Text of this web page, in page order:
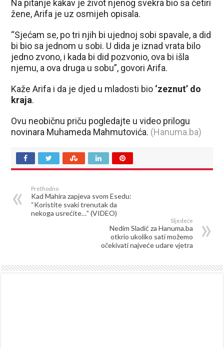
Na pitanje kakav je život njenog svekra bio sa četiri
žene, Arifa je uz osmijeh opisala.
“Sjećam se, po tri njih bi ujednoj sobi spavale, a did
bi bio sa jednom u sobi. U dida je iznad vrata bilo
jedno zvono, i kada bi did pozvonio, ova bi išla
njemu, a ova druga u sobu”, govori Arifa.
Kaže Arifa i da je djed u mladosti bio ‘zeznut’ do
kraja.
Ovu neobičnu priču pogledajte u video prilogu
novinara Muhameda Mahmutovića. (Hanuma.ba)
Prethodno
Kad Mahira zapjeva svom Esedu:
“Koristite svaki trenutak da
nekoga usrećite…” (VIDEO)
Sljedeće
Nedim Sladić za Hanuma.ba
otkrio ukoliko sati možemo
očekivati najveće udare vjetra